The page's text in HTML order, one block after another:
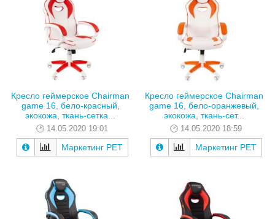
Кресло геймерское Chairman
game 16, бело-красный,
экокожа, ткань-сетка...
14.05.2020 19:01
Маркетинг РЕТ
Кресло геймерское Chairman
game 16, бело-оранжевый,
экокожа, ткань-сет...
14.05.2020 18:59
Маркетинг РЕТ